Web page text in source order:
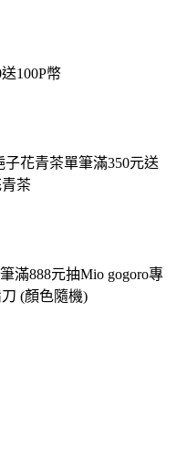
100P幣
花青茶單筆滿350元送
茶
滿888元抽Mio gogoro專
(顏色隨機)